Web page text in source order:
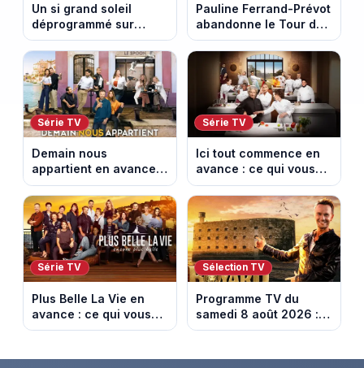
Un si grand soleil
déprogrammé sur
France 3 : cinq
épisodes inédits
diffusés le 13 août
Pauline Ferrand-Prévot
abandonne le Tour de
France Femmes avant
la 8e étape
Série TV
Demain nous
appartient en avance :
ce qui vous attend la
semaine du 10 au 14
août 2026 (spoiler)
Série TV
Ici tout commence en
avance : ce qui vous
attend la semaine du
10 au 14 août 2026
(spoiler)
Série TV
Plus Belle La Vie en
avance : ce qui vous
attend la semaine du
(spoiler)
Sélection TV
Programme TV du
samedi 8 août 2026 :
notre sélection pour